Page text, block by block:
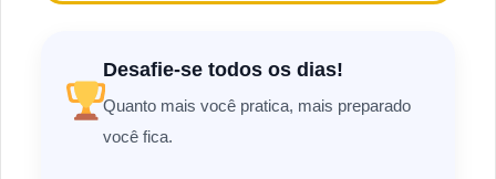
Desafie-se todos os dias!
Quanto mais você pratica, mais preparado
você fica.